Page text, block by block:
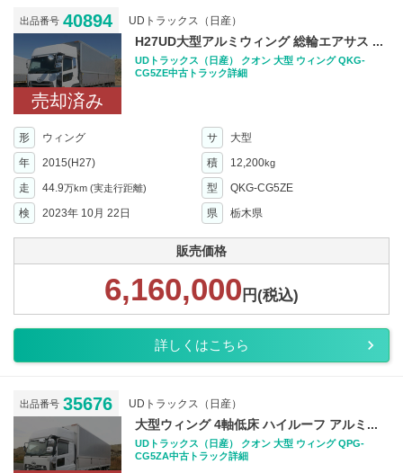
出品番号 40894 UDトラックス（日産）
売却済み
H27UD大型アルミウィング 総輪エアサス ...
UDトラックス（日産） クオン 大型 ウィング QKG-
CG5ZE中古トラック詳細
形 ウィング サ
大型
年
2015(H27) 積 12,200kg
走 44.9万km (実走行距離) 型
QKG-CG5ZE
検
2023年 10月 22日 県 栃木県
販売価格
6,160,000 円(税込)
詳しくはこちら
出品番号 35676 UDトラックス（日産）
大型ウィング 4軸低床 ハイルーフ アルミ...
UDトラックス（日産） クオン 大型 ウィング QPG-
CG5ZA中古トラック詳細